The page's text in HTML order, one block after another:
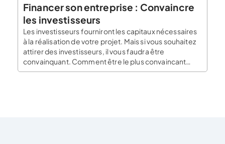
Financer son entreprise : Convaincre
les investisseurs
Les investisseurs fourniront les capitaux nécessaires
à la réalisation de votre projet. Mais si vous souhaitez
attirer des investisseurs, il vous faudra être
convainquant. Comment être le plus convaincant
possible lors d’un exposé face à des investisseurs ?